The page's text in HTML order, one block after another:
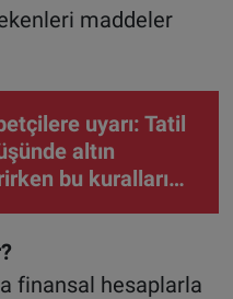
maddeler
uyarı: Tatil
altın
bu kuralları
finansal hesaplarla